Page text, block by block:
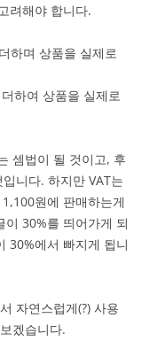
려해야 합니다.
하며 상품을 실제로
하여 상품을 실제로
셈법이 될 것이고, 후
니다. 하지만 VAT는
원에 판매하는게
30%를 띄어가게 되
30%에서 빠지게 됩니
자연스럽게(?) 사용
겠습니다.